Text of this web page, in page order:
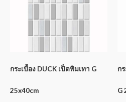
กระเบื้อง DUCK เป็ดพิมเทา G
25x40cm
ก
G